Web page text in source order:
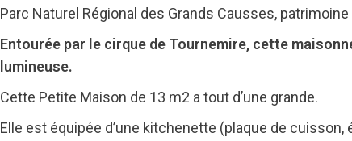
Parc Naturel Régional des Grands Causses, patrimoine
Entourée par le cirque de Tournemire, cette
lumineuse.
Cette Petite Maison de 13 m2 a tout d’une grande.
Elle est équipée d’une kitchenette (plaque de